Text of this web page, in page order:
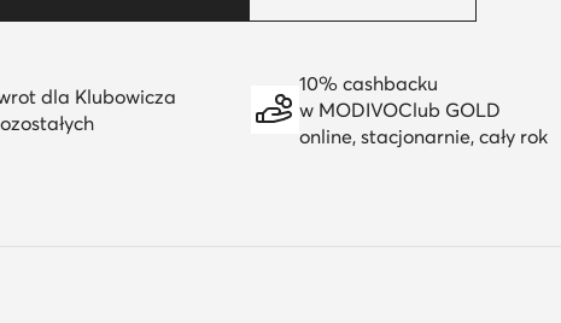
dla Klubowicza
10% cashbacku
w MODIVOClub GOLD
online, stacjonarnie, cały rok